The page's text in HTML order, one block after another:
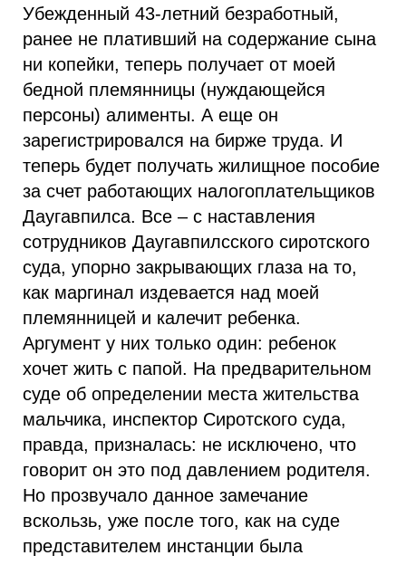
Убежденный 43-летний безработный,
ранее не плативший на содержание сына
ни копейки, теперь получает от моей
бедной племянницы (нуждающейся
персоны) алименты. А еще он
зарегистрировался на бирже труда. И
теперь будет получать жилищное пособие
за счет работающих налогоплательщиков
Даугавпилса. Все – с наставления
сотрудников Даугавпилсского сиротского
суда, упорно закрывающих глаза на то,
как маргинал издевается над моей
племянницей и калечит ребенка.
Аргумент у них только один: ребенок
хочет жить с папой. На предварительном
суде об определении места жительства
мальчика, инспектор Сиротского суда,
правда, призналась: не исключено, что
говорит он это под давлением родителя.
Но прозвучало данное замечание
вскользь, уже после того, как на суде
представителем инстанции была